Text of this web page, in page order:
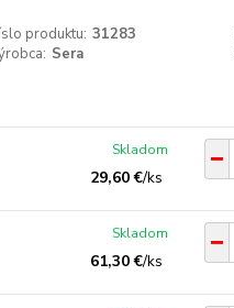
produktu: 31283
Sera
29,60 €/ks
Skladom
61,30 €/ks
Skladom